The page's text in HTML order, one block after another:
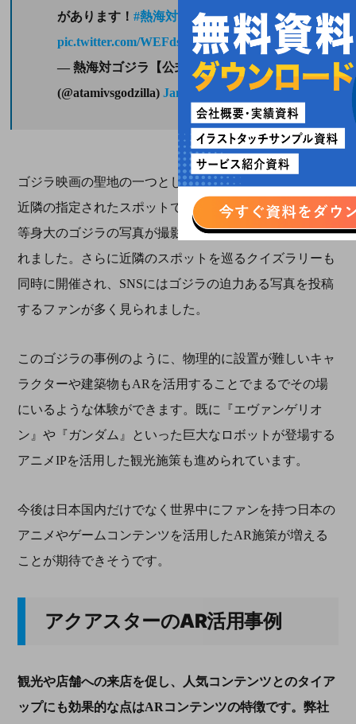
があります！ #熱海対ゴジラ
pic.twitter.com/WEFdszJBVw
— 熱海対ゴジラ【公式】
(@atamivsgodzilla) January 28, 2023
ゴジラ映画の聖地の一つとして親しまれている熱海では
近隣の指定されたスポットでARアプリを起動させると
等身大のゴジラの写真が撮影できるコンテンツが展開さ
れました。さらに近隣のスポットを巡るクイズラリーも
同時に開催され、SNSにはゴジラの迫力ある写真を投稿
するファンが多く見られました。
このゴジラの事例のように、物理的に設置が難しいキャ
ラクターや建築物もARを活用することでまるでその場
にいるような体験ができます。既に『エヴァンゲリオ
ン』や『ガンダム』といった巨大なロボットが登場する
アニメIPを活用した観光施策も進められています。
今後は日本国内だけでなく世界中にファンを持つ日本の
アニメやゲームコンテンツを活用したAR施策が増える
ことが期待できそうです。
アクアスターのAR活用事例
観光や店舗への来店を促し、人気コンテンツとのタイア
ップにも効果的な点はARコンテンツの特徴です。弊社